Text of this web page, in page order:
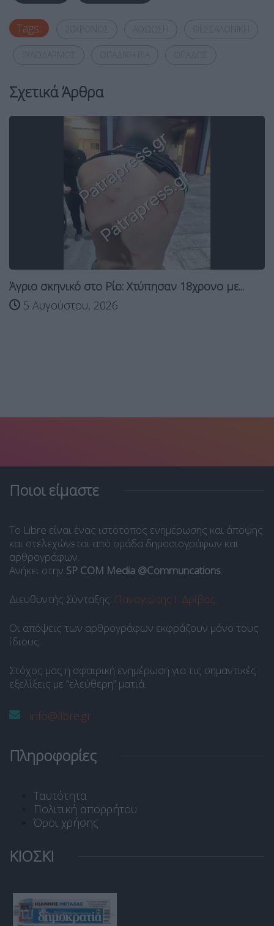
Tags:
Σχετικά Άρθρα
Άγριο σκηνικό στο Ρίο: Χτύπησαν 18χρονο με...
5 Αυγούστου, 2026
Ποιοι είμαστε
Το Libre είναι ένας ιστότοπος ενημέρωσης και άποψης
και στελεχώνεται από ομάδα δημοσιογράφων και
αρθρογράφων.
Ανήκει στην SP COM Media @Communcations.
Διευθυντής Σύνταξης: Παναγιώτης Ι. Δρίβας.
Οι απόψεις των αρθρογράφων εκφράζουν μόνο τους
ίδιους.
Στόχος μας η σφαιρική ενημέρωση για τις σημαντικές
εξελίξεις με “ελεύθερη” ματιά.
info@libre.gr
Πληροφορίες
Ταυτότητα
Πολιτική απορρήτου
Όροι χρήσης
ΚΙΟΣΚΙ